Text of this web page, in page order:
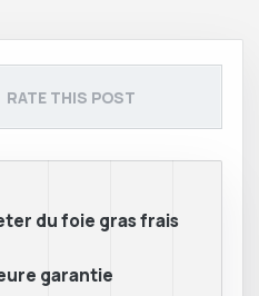
RATE THIS POST
du foie gras frais
garantie